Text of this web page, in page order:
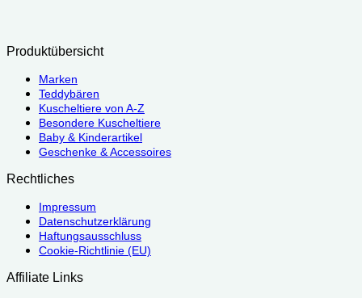
Produktübersicht
Marken
Teddybären
Kuscheltiere von A-Z
Besondere Kuscheltiere
Baby & Kinderartikel
Geschenke & Accessoires
Rechtliches
Impressum
Datenschutzerklärung
Haftungsausschluss
Cookie-Richtlinie (EU)
Affiliate Links